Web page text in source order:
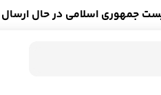
جمهوری اسلامی در حال